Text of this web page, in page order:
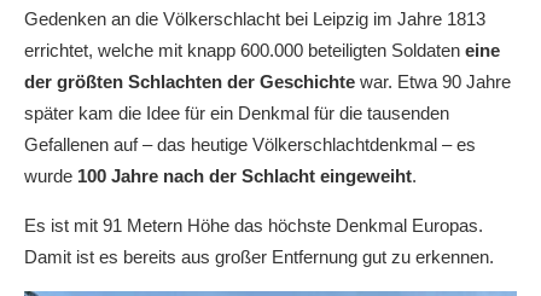
Gedenken an die Völkerschlacht bei Leipzig im Jahre 1813
errichtet, welche mit knapp 600.000 beteiligten Soldaten eine
der größten Schlachten der Geschichte war. Etwa 90 Jahre
später kam die Idee für ein Denkmal für die tausenden
Gefallenen auf – das heutige Völkerschlachtdenkmal – es
wurde 100 Jahre nach der Schlacht eingeweiht.
Es ist mit 91 Metern Höhe das höchste Denkmal Europas.
Damit ist es bereits aus großer Entfernung gut zu erkennen.